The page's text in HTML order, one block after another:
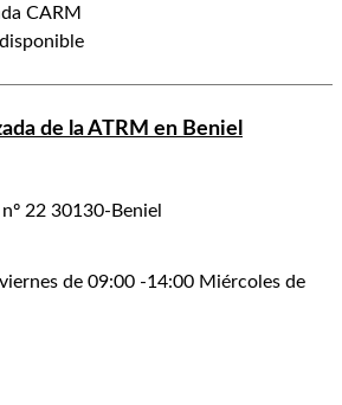
CARM
de la ATRM en Beniel
22 30130-Beniel
de 09:00 -14:00 Miércoles de